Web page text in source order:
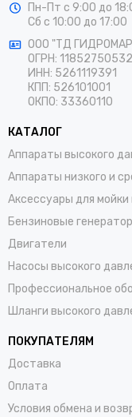
Пн-Пт с 9:00 до
Сб с 10:00 до 17:00
ООО "ТД
ОГРН:
ИНН: 5261119391
КПП: 526101001
ОКПО: 33360110
КАТАЛОГ
Аппараты высокого
Аппараты низкого и
Аксессуары для мойки
Бензиновые
Двигатели
Насосы высокого
Профессиональное
Шланги высокого
ПОКУПАТЕЛЯМ
Доставка
Оплата
Условия обмена и